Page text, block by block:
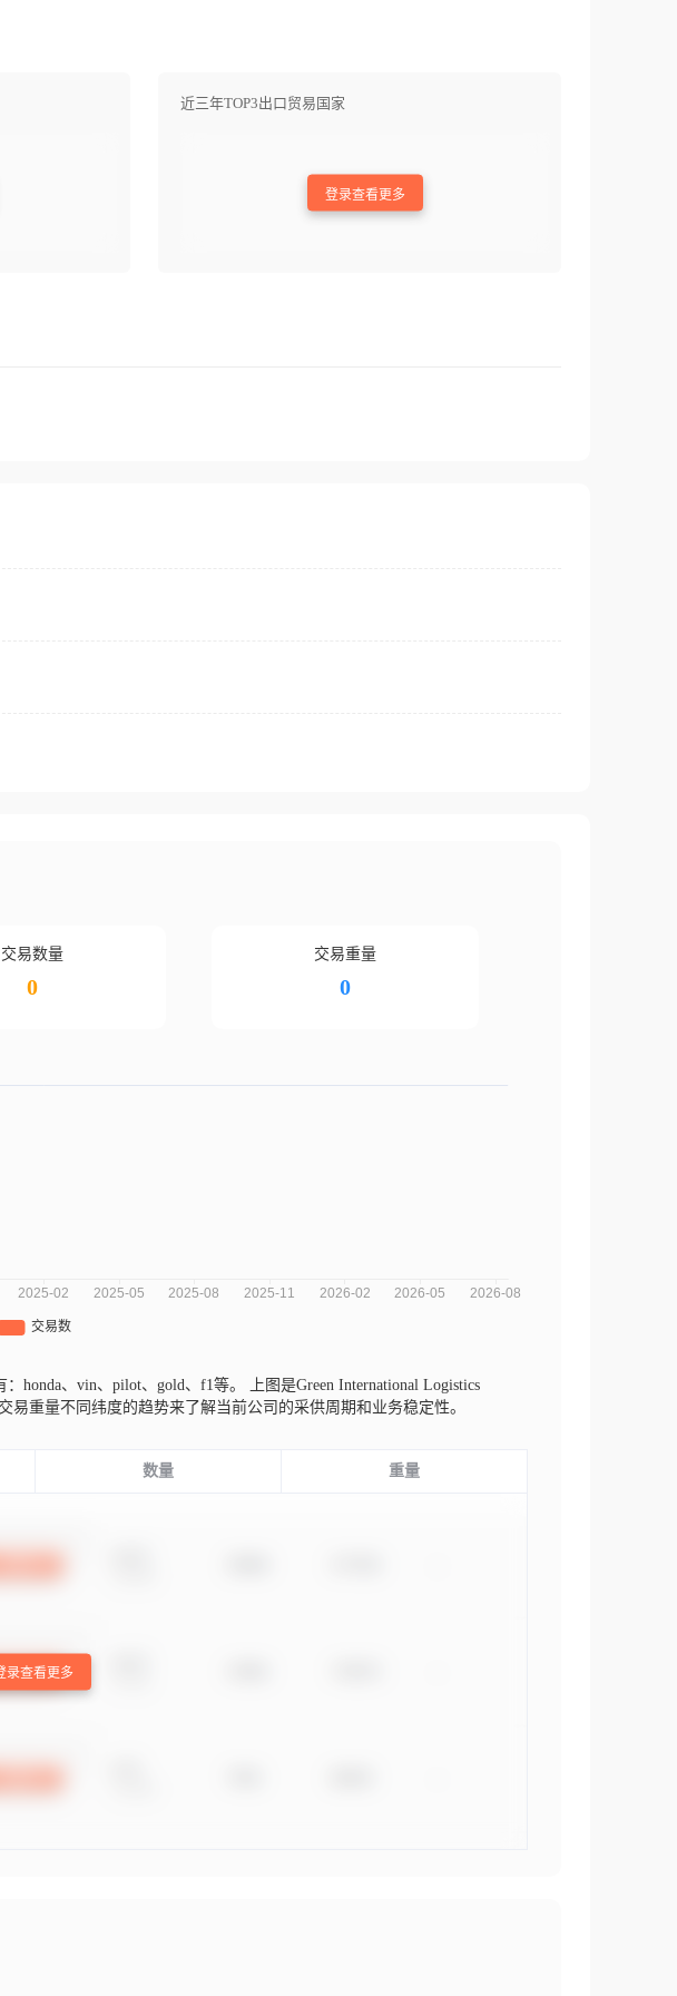
近三年TOP3出口贸易国家
登录查看更多
交易数量
0
交易重量
0
honda、vin、pilot、gold、f1等。
上图是Green International Logistics
重量不同纬度的趋势来了解当前公司的采供周期和业务稳定性。
数量 重量
录查看更多